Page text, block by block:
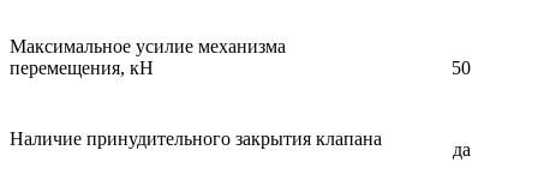
Максимальное усилие механизма
перемещения, кН
50
Наличие принудительного закрытия клапана
да